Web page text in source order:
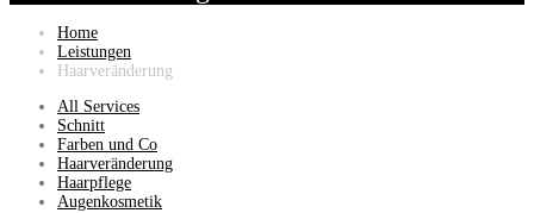
Home
Leistungen
Haarveränderung
All Services
Schnitt
Farben und Co
Haarveränderung
Haarpflege
Augenkosmetik